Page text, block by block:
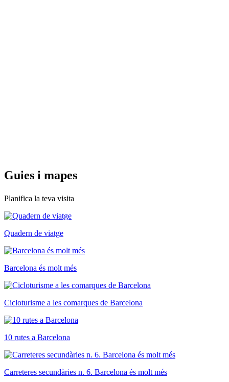
Guies i mapes
Planifica la teva visita
Quadern de viatge
Barcelona és molt més
Cicloturisme a les comarques de Barcelona
10 rutes a Barcelona
Carreteres secundàries n. 6. Barcelona és molt més